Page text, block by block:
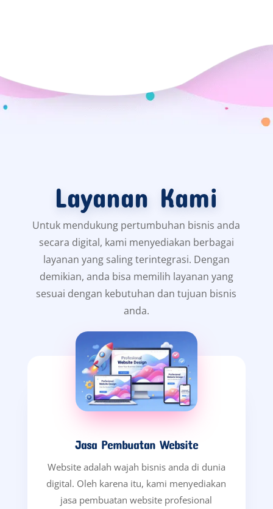
Layanan Kami
Untuk mendukung pertumbuhan bisnis anda
secara digital, kami menyediakan berbagai
layanan yang saling terintegrasi. Dengan
demikian, anda bisa memilih layanan yang
sesuai dengan kebutuhan dan tujuan bisnis
anda.
Jasa Pembuatan Website
Website adalah wajah bisnis anda di dunia
digital. Oleh karena itu, kami menyediakan
jasa pembuatan website profesional